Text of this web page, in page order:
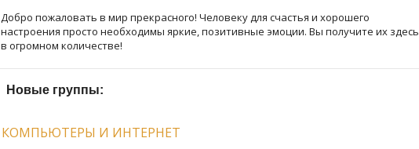
Добро пожаловать в мир прекрасного! Человеку для счастья и хорошего
настроения просто необходимы яркие, позитивные эмоции. Вы получите их здесь
в огромном количестве!
Новые группы:
КОМПЬЮТЕРЫ И ИНТЕРНЕТ